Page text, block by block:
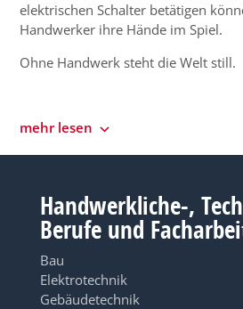
elektrischen Schalter betätigen
Handwerker ihre Hände im Spiel.
Ohne Handwerk steht die Welt still.
mehr lesen
Handwerkliche-,
Berufe und
Bau
Elektrotechnik
Gebäudetechnik